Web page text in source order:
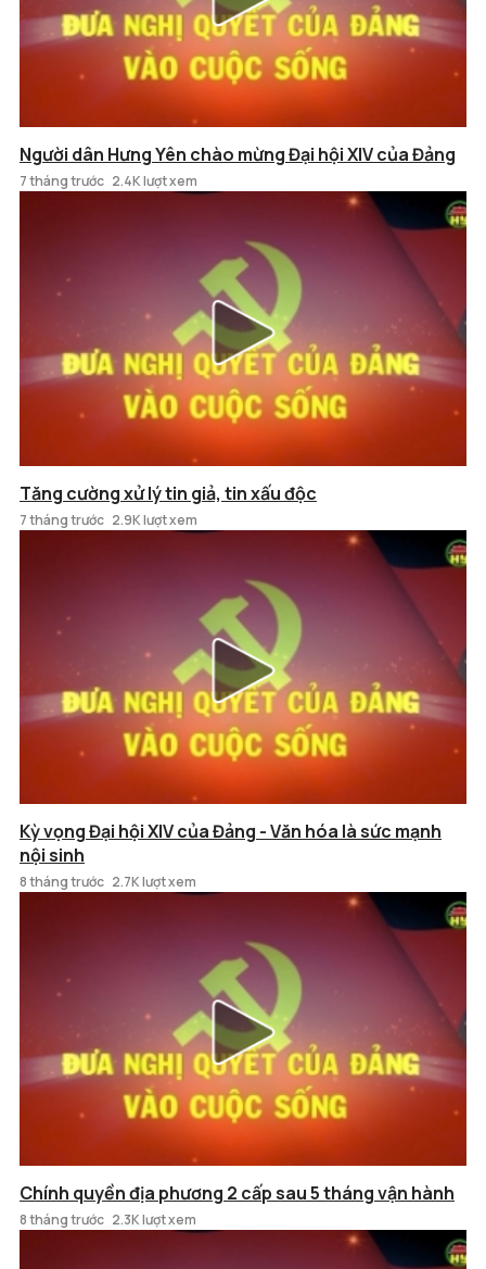
Người dân Hưng Yên chào mừng Đại hội XIV của Đảng
7 tháng trước 2.4K lượt xem
Tăng cường xử lý tin giả, tin xấu độc
7 tháng trước 2.9K lượt xem
Kỳ vọng Đại hội XIV của Đảng - Văn hóa là sức mạnh
nội sinh
8 tháng trước 2.7K lượt xem
Chính quyền địa phương 2 cấp sau 5 tháng vận hành
8 tháng trước 2.3K lượt xem